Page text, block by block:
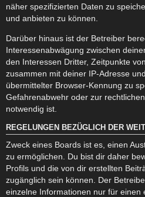
näher spezifizierten Daten zu
und anbieten zu können.
Darüber hinaus ist der Betreiber
Interessenabwägung zwischen
den Interessen Dritter, Zeitpunkte
zusammen mit deiner IP-Adresse
übermittelter Browser-Kennung zu
Gefahrenabwehr oder zur
notwendig ist.
REGELUNGEN BEZÜGLICH DER
Zweck eines Boards ist es, einen
zu ermöglichen. Du bist dir daher
Profils und die von dir erstellten
zugänglich sein können. Der
einzelne Informationen nur für einen